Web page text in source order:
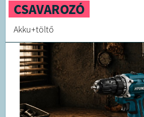
CSAVAROZÓ
Akku+töltő